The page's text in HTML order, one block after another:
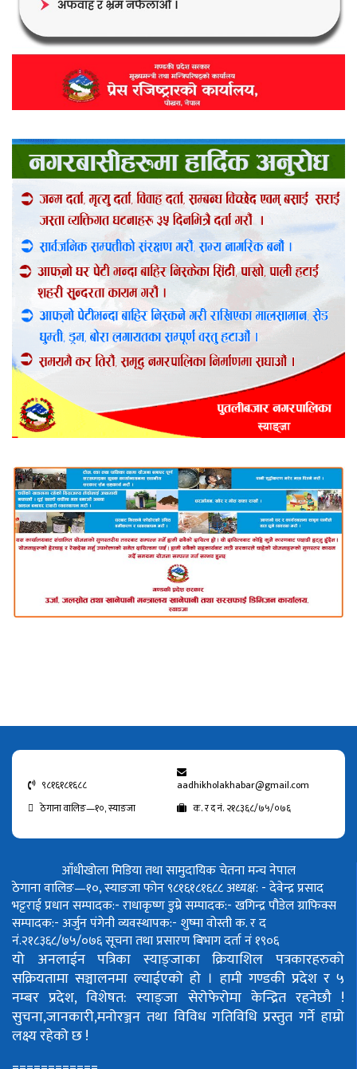
९८१६१८१६८८
aadhikholakhabar@gmail.com
ठेगाना वालिङ—१०, स्याङजा
क. र द नं. २१८३६८/७५/०७६
आँधीखोला मिडिया तथा सामुदायिक चेतना मन्च नेपाल
ठेगाना वालिङ—१०, स्याङजा फोन ९८१६१८१६८८अध्यक्ष: - देवेन्द्र प्रसाद
भट्टराईप्रधान सम्पादक:- राधाकृष्ण डुम्रेसम्पादक:- खगिन्द्र पौडेलग्राफिक्स
सम्पादक:- अर्जुन पंगेनीव्यवस्थापक:- शुष्मा वोस्तीक. र द
नं.२१८३६८/७५/०७६सूचना तथा प्रसारण बिभाग दर्ता नं १९०६
यो अनलाईन पत्रिका स्याङ्जाका क्रियाशिल पत्रकारहरुको
सक्रियतामा सञ्चालनमा ल्याईएको हो । हामी गण्डकी प्रदेश र ५
नम्बर प्रदेश, विशेषत: स्याङ्जा सेरोफेरोमा केन्द्रित रहनेछौ !
सुचना,जानकारी,मनोरञ्जन तथा विविध गतिविधि प्रस्तुत गर्ने हाम्रो
लक्ष्य रहेको छ !